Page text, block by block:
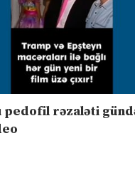
pedofil rəzaləti